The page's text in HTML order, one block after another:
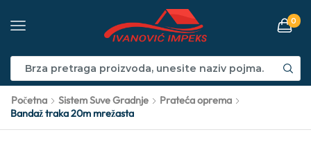
0
Početna Sistem Suve Gradnje
Prateća oprema
Bandaž traka 20m mrežasta